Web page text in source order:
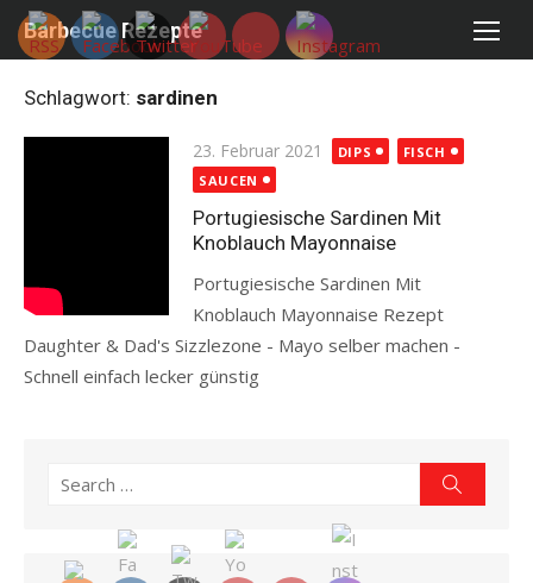
Skip
Barbecue Rezepte
Schlagwort: sardinen
Posted
on
23. Februar 2021 DIPS
FISCH
SAUCEN
Portugiesische Sardinen Mit
Knoblauch Mayonnaise
Portugiesische Sardinen Mit
Knoblauch Mayonnaise Rezept
Daughter & Dad's Sizzlezone - Mayo selber machen -
Schnell einfach lecker günstig
Search